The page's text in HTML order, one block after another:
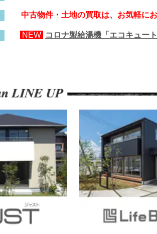
中古物件・土地の買取は、お気軽に
NEW コロナ製給湯機「エコキュー